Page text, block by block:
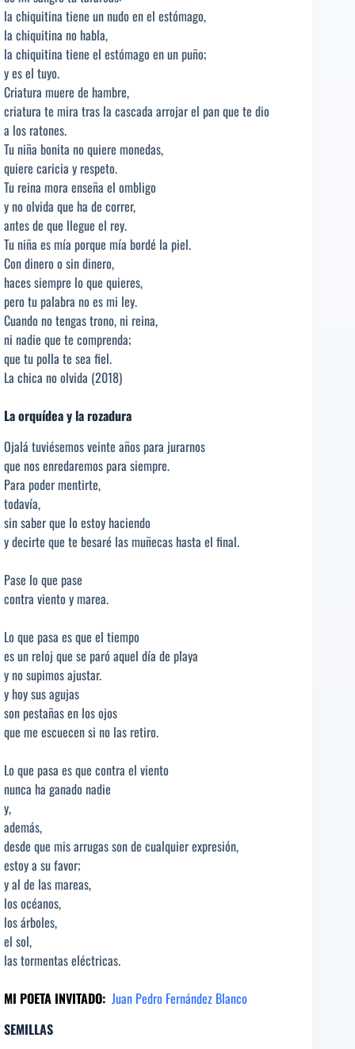
la chiquitina tiene un nudo en el estómago,
la chiquitina no habla,
la chiquitina tiene el estómago en un puño;
y es el tuyo.
Criatura muere de hambre,
criatura te mira tras la cascada arrojar el pan que te dio
a los ratones.
Tu niña bonita no quiere monedas,
quiere caricia y respeto.
Tu reina mora enseña el ombligo
y no olvida que ha de correr,
antes de que llegue el rey.
Tu niña es mía porque mía bordé la piel.
Con dinero o sin dinero,
haces siempre lo que quieres,
pero tu palabra no es mi ley.
Cuando no tengas trono, ni reina,
ni nadie que te comprenda;
que tu polla te sea fiel.
La chica no olvida (2018)
La orquídea y la rozadura
Ojalá tuviésemos veinte años para jurarnos
que nos enredaremos para siempre.
Para poder mentirte,
todavía,
sin saber que lo estoy haciendo
y decirte que te besaré las muñecas hasta el final.
Pase lo que pase
contra viento y marea.
Lo que pasa es que el tiempo
es un reloj que se paró aquel día de playa
y no supimos ajustar.
y hoy sus agujas
son pestañas en los ojos
que me escuecen si no las retiro.
Lo que pasa es que contra el viento
nunca ha ganado nadie
y,
además,
desde que mis arrugas son de cualquier expresión,
estoy a su favor;
y al de las mareas,
los océanos,
los árboles,
el sol,
las tormentas eléctricas.
MI POETA INVITADO: Juan Pedro Fernández Blanco
SEMILLAS